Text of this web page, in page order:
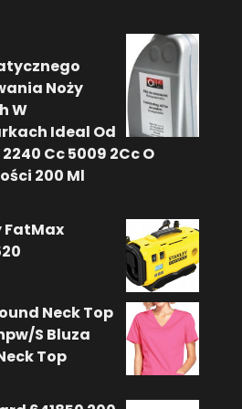
Noży
W
Ideal Od
Cc 5009 2Cc O
200 Ml
FatMax
Neck Top
S Bluza
Top